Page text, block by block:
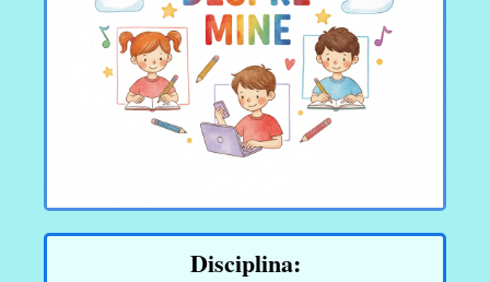
Disciplina: